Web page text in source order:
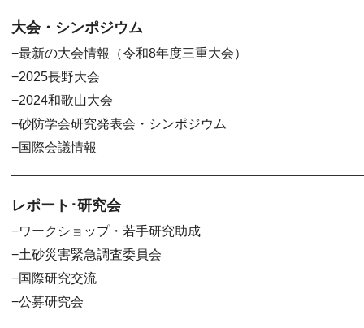
大会・シンポジウム
最新の大会情報（令和8年度三重大会）
2025長野大会
2024和歌山大会
砂防学会研究発表会・シンポジウム
国際会議情報
レポート･研究会
ワークショップ・若手研究助成
土砂災害緊急調査委員会
国際研究交流
公募研究会